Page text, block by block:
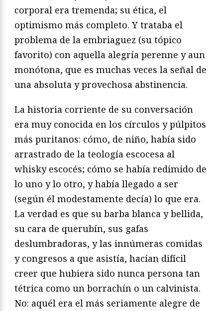
corporal era tremenda; su ética, el
optimismo más completo. Y trataba el
problema de la embriaguez (su tópico
favorito) con aquella alegría perenne y aun
monótona, que es muchas veces la señal de
una absoluta y provechosa abstinencia.
La historia corriente de su conversación
era muy conocida en los círculos y púlpitos
más puritanos: cómo, de niño, había sido
arrastrado de la teología escocesa al
whisky escocés; cómo se había redimido de
lo uno y lo otro, y había llegado a ser
(según él modestamente decía) lo que era.
La verdad es que su barba blanca y bellida,
su cara de querubín, sus gafas
deslumbradoras, y las innúmeras comidas
y congresos a que asistía, hacían difícil
creer que hubiera sido nunca persona tan
tétrica como un borrachín o un calvinista.
No: aquél era el más seriamente alegre de